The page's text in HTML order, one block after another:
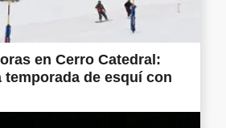
en Cerro Catedral:
de esquí con